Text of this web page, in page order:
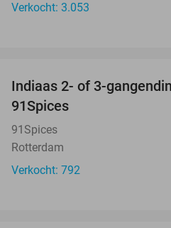
Verkocht: 3.053
Indiaas 2- of 3-
91Spices
91Spices
Rotterdam
Verkocht: 792